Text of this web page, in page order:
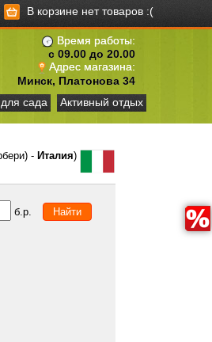
В корзине нет товаров :(
Время работы:
с 09.00 до 20.00
Адрес магазина:
Минск, Платонова 34
сада Активный отдых
- Италия)
б.р.